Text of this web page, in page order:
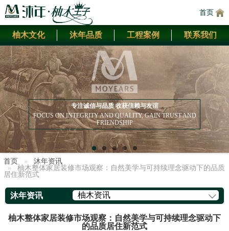
首页
柚木文化 沐年品质 工程案例 联系我们
专注诚信与品质 收获信赖与友谊
FOCUS ON INTEGRITY AND QUALITY, GAIN TRUST AND
FRIENDSHIP
首页
沐年资讯
柚木整体家居装修市场观察：自然美学与可持续理念驱动下的品质
居住新范式
沐年资讯 柚木资讯
柚木整体家居装修市场观察：自然美学与可持续理念驱动下
的品质居住新范式